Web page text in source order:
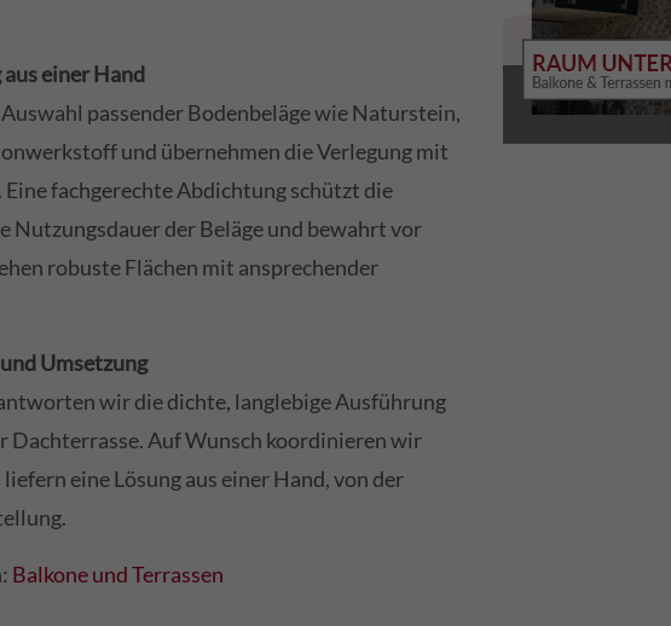
einer Hand
passender Bodenbeläge wie Naturstein,
und übernehmen die Verlegung mit
fachgerechte Abdichtung schützt die
Nutzungsdauer der Beläge und bewahrt vor
robuste Flächen mit ansprechender
Umsetzung
wir die dichte, langlebige Ausführung
Dachterrasse. Auf Wunsch koordinieren wir
eine Lösung aus einer Hand, von der
Balkone und Terrassen